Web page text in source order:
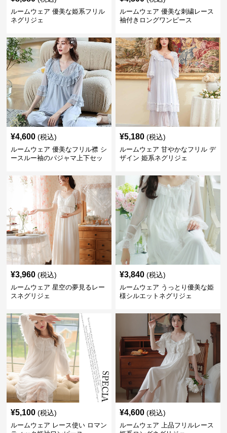
ルームウェア 優美な姫系フリル
ネグリジェ
ルームウェア 優美な刺繍レース
袖付きロングワンピース
¥4,600 (税込)
ルームウェア 優美なフリル襟 シ
ースルー袖のパジャマ上下セッ
¥5,180 (税込)
ルームウェア 甘やかなフリル デ
ザイン 姫系ネグリジェ
¥3,960 (税込)
ルームウェア 星空の夢見るレー
スネグリジェ
¥3,840 (税込)
ルームウェア うっとり優美な姫
様シルエットネグリジェ
¥5,100 (税込)
ルームウェア レース使い ロマン
¥4,600 (税込)
ルームウェア 上品フリルレース